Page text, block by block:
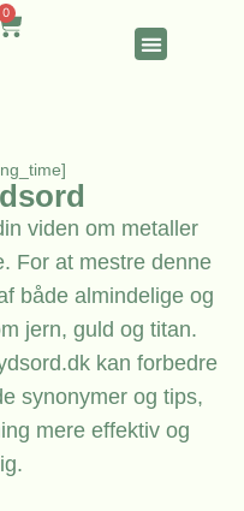
0
viden om metaller
For at mestre denne
både almindelige og
jern, guld og titan.
kan forbedre
synonymer og tips,
mere effektiv og